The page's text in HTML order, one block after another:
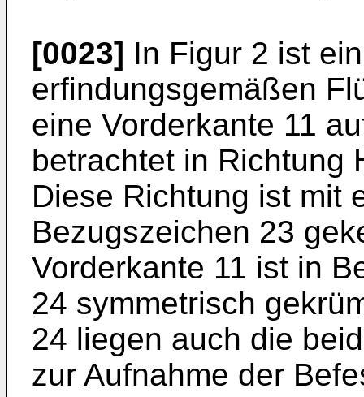
[0023] In Figur 2 ist
erfindungsgemäßen
eine Vorderkante 11
betrachtet in Richtung
Diese Richtung ist mit
Bezugszeichen 23
Vorderkante 11 ist in
24 symmetrisch
24 liegen auch die
zur Aufnahme der